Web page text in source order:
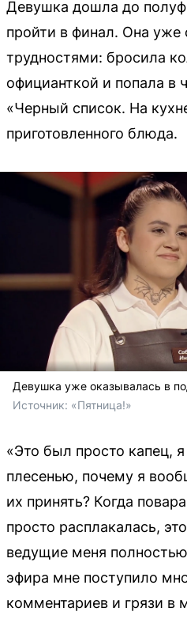
Девушка дошла до
пройти в финал. Она уже
трудностями: бросила
официанткой и попала в
«Черный список. На
приготовленного блюда.
Девушка уже оказывалась в
Источник: «Пятница!»
«Это был просто капец,
плесенью, почему я
их принять? Когда
просто расплакалась,
ведущие меня
эфира мне поступило
комментариев и грязи в